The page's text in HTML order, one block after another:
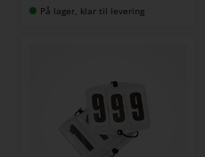
På lager, klar til levering